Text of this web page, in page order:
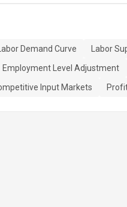
Labor Demand Curve
Labor
Employment Level Adjustment
Input Markets